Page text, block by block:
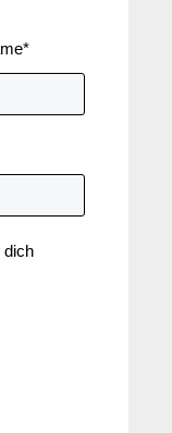
*
dich